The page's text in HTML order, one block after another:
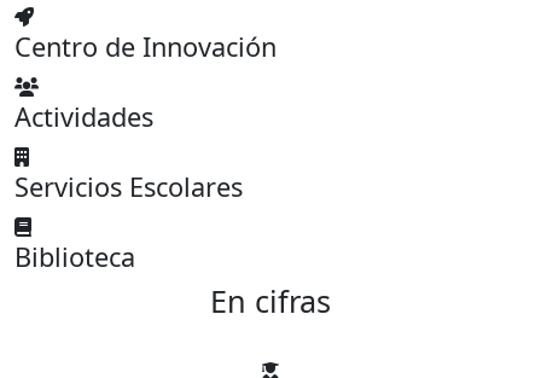
Centro de Innovación
Actividades
Servicios Escolares
Biblioteca
En cifras